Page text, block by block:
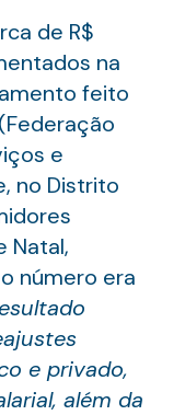
de R$
na
feito
e
no Distrito
Natal,
número era
e privado,
além da